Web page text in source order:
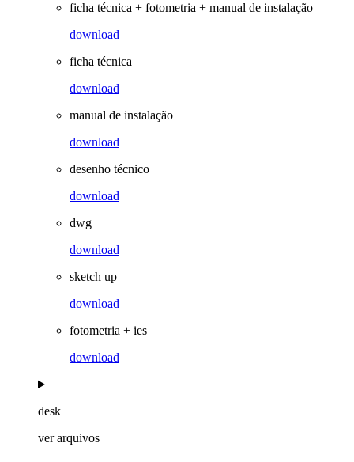
ficha técnica + fotometria + manual de instalação
download
ficha técnica
download
manual de instalação
download
desenho técnico
download
dwg
download
sketch up
download
fotometria + ies
download
desk
ver arquivos